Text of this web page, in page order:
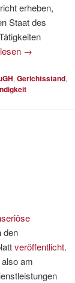
erheben,
Staat des
→
, Gerichtsstand,
den
veröffentlicht.
am